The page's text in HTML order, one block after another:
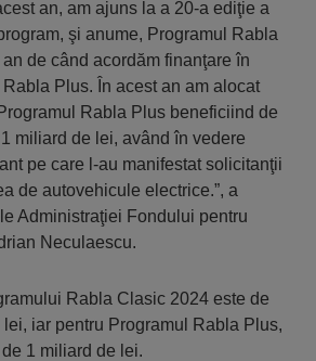
an, am ajuns la a 20-a ediţie a
şi anume, Programul Rabla
de când acordăm finanţare în
Plus. În acest an am alocat
Rabla Plus beneficiind de
miliard de lei, având în vedere
pe care l-au manifestat solicitanţii
de autovehicule electrice.”, a
Administraţiei Fondului pentru
Neculaescu.
Rabla Clasic 2024 este de
iar pentru Programul Rabla Plus,
1 miliard de lei.